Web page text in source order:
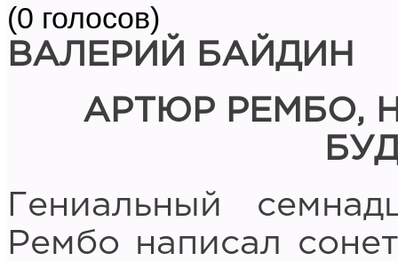
(0 голосов)
ВАЛЕРИЙ БАЙДИН
АРТЮР РЕМБО,
Гениальный
Рембо написал